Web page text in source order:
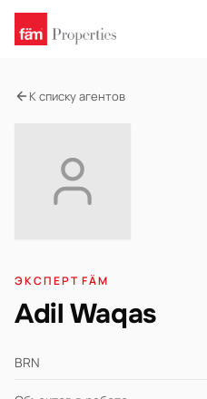
К списку агентов
ЭКСПЕРТ FÄM
Adil Waqas
BRN